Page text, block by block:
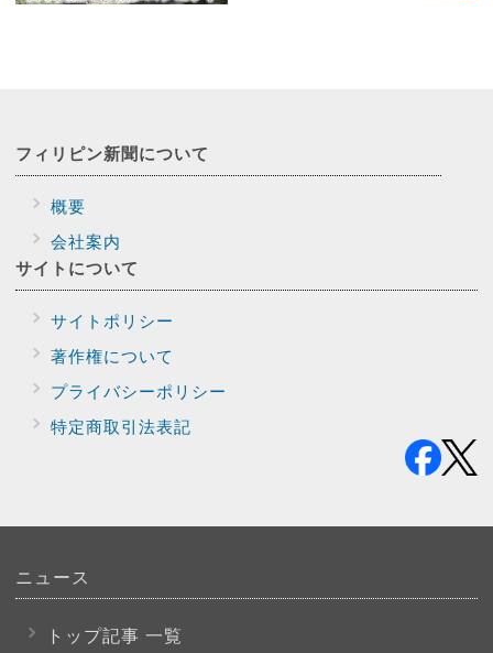
フィリピン新聞について
概要
会社案内
サイトについて
サイトポリシー
著作権について
プライバシーポリシー
特定商取引法表記
ニュース
トップ記事 一覧